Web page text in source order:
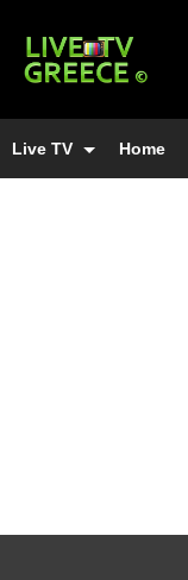
Live TV Home